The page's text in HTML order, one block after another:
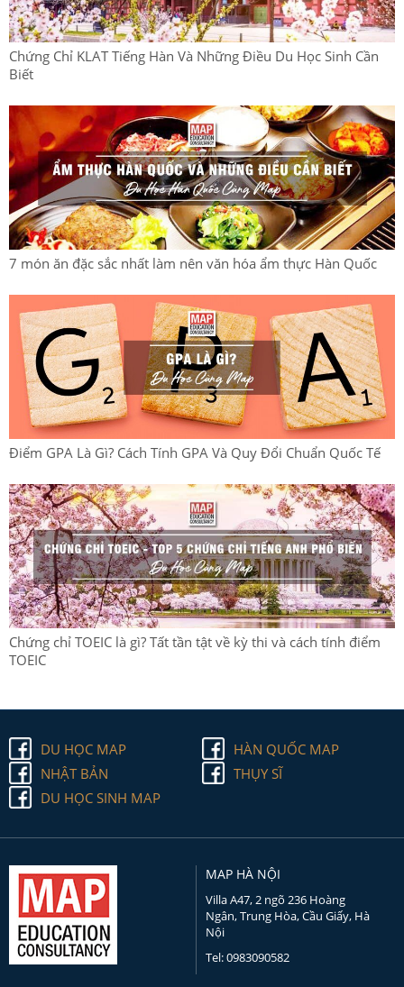
Chứng Chỉ KLAT Tiếng Hàn Và Những Điều Du Học Sinh Cần
Biết
7 món ăn đặc sắc nhất làm nên văn hóa ẩm thực Hàn Quốc
Điểm GPA Là Gì? Cách Tính GPA Và Quy Đổi Chuẩn Quốc Tế
Chứng chỉ TOEIC là gì? Tất tần tật về kỳ thi và cách tính điểm
TOEIC
DU HỌC MAP
HÀN QUỐC MAP
NHẬT BẢN
THỤY SĨ
DU HỌC SINH MAP
MAP HÀ NỘI
Villa A47, 2 ngõ 236 Hoàng
Ngân, Trung Hòa, Cầu Giấy, Hà
Nội
Tel: 0983090582